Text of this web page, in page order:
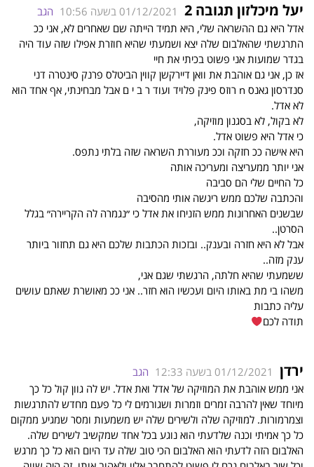
יעל מיכלזון תגובה 2 01/12/2021 בשעה 10:56
הגב
אדל היא גם ההשראה שלי, היא תמיד הייתה שם שאחרים לא, אני ככ
התרגשתי שהאלבום שלה יצא ושמעתי שהיא חוזרת אפילו שזה עוד היה
בגדר שמועות אני פשוט בכיתי את חיי
אז כן, אני גם אוהבת את וואן דיירקשן קווין הביטלס פרנק סינטרה דני
סנדרסון גאנס n רוזס פינק פלויד ועוד ר ב י ם אבל מבחינתי, אף אחד הוא
לא אדל.
לא בקול, לא בסגנון מוזיקה,
כי אדל היא פשוט אדל.
היא אישה ככ חזקה וככ מעוררת השראה שזה בלתי נתפס.
אני יותר ממעריצה ומעריכה אותה
כל החיים שלי הם סביבה
והכתבה שלכם ממש ריגשה אותי מהסיבה
שבשנים האחרונות ממש הזניחו את אדל כי ״נגמרה לה הקריירה״ בגלל
הסרטן..
אבל לא היא חזרה ובענק.. ובזכות הכתבות שלכם היא גם תחזור ביותר
ענק מזה..
ששמעתי שהיא חלתה, הרגשתי שגם אני,
משהו בי מת באותו היום ועכשיו הוא חזר.. אני ככ מאושרת שאתם עושים
עליה כתבות
תודה לכם
ירדן 01/12/2021 בשעה 12:33
הגב
אני ממש אוהבת את המוזיקה של אדל ואת אדל. יש לה גוון קול כל כך
מיוחד שאין להרבה זמרים וזמרות ושגורמים לי כל פעם מחדש להתרגשות
וצמרמורות. למוזיקה שלה ולשירים שלה יש משמעות ומסר שמגיע ממקום
כל כך אמיתי וכנה שלדעתי הוא נוגע בכל אחד שמקשיב לשירים שלה.
האלבום הזה לדעתי הוא האלבום הכי טוב שלה עד היום הוא כל כך מרגש